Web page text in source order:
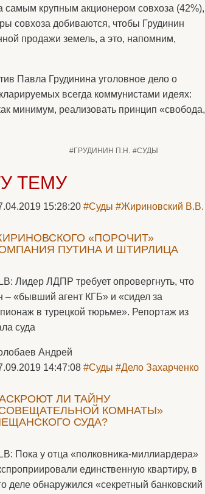
самым крупным акционером совхоза (42%),
совхоза добиваются, чтобы Грудинин
продажи земель, а это, напомним,
Павла Грудинина уголовное дело о
всегда коммунистами идеях:
минимум, реализовать принцип «свобода,
#ГРУДИНИН П.Н. #СУДЫ
ТЕМУ
15:28:20 #Суды #Жириновский В.В.
«ПОРОЧИТ»
ПУТИНА И ШТИРЛИЦА
Лидер ЛДПР требует опровергнуть, что
– «бывший агент КГБ» и «сидел за
в турецкой тюрьме». Репортаж из
суда
Андрей
14:47:08 #Суды #Дело Захарченко
ЛИ ТАЙНУ
КОМНАТЫ»
СУДА?
Пока у отца «полковника-миллиардера»
единственную квартиру, в
деле обнаружился «секретный банковский